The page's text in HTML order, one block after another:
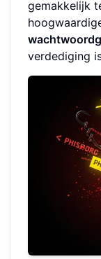
gemakkelijk
verdediging